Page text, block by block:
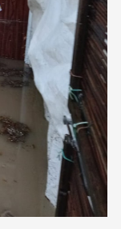
מסע מלחמה
השבוע
מקומית
עסקים